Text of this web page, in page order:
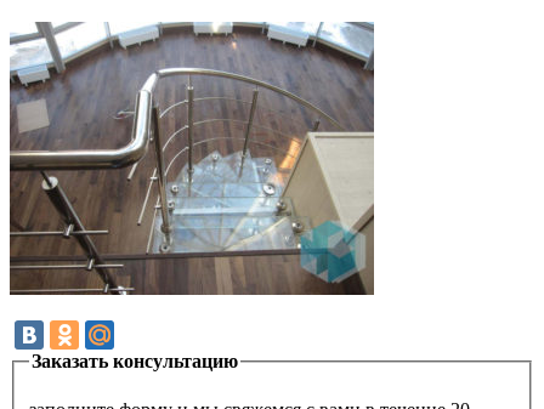
Заказать консультацию